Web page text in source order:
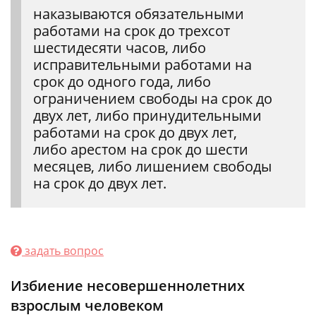
наказываются обязательными
работами на срок до трехсот
шестидесяти часов, либо
исправительными работами на
срок до одного года, либо
ограничением свободы на срок до
двух лет, либо принудительными
работами на срок до двух лет,
либо арестом на срок до шести
месяцев, либо лишением свободы
на срок до двух лет.
задать вопрос
Избиение несовершеннолетних
взрослым человеком